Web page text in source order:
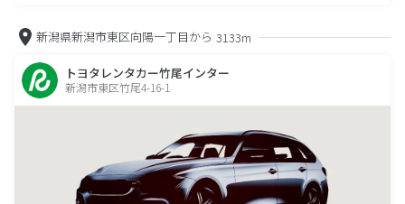
新潟県新潟市東区向陽一丁目から 3133m
トヨタレンタカー竹尾インター
新潟市東区竹尾4-16-1